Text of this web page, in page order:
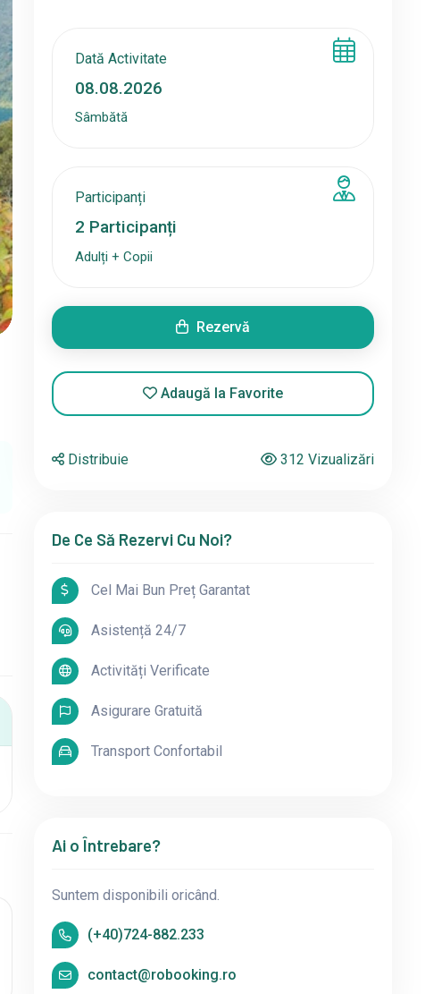
Dată Activitate
Sâmbătă
Participanți
2 Participanți
Adulți + Copii
Rezervă
Adaugă la Favorite
Distribuie 312 Vizualizări
De Ce Să Rezervi Cu Noi?
Cel Mai Bun Preț Garantat
Asistență 24/7
Activități Verificate
Asigurare Gratuită
Transport Confortabil
Ai o Întrebare?
Suntem disponibili oricând.
(+40)724-882.233
contact@robooking.ro